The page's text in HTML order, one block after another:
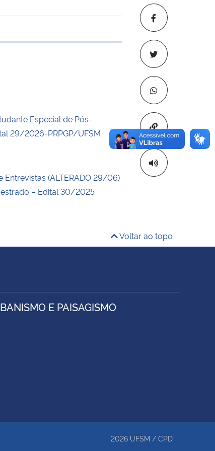
Copiar para
Especial de Pós-
29/2026-PRPGP/UFSM
Entrevistas (ALTERADO 29/06)
– Edital 30/2025
Voltar ao topo
E PAISAGISMO
2026 UFSM / CPD